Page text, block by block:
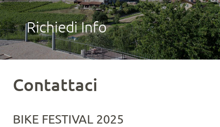
Richiedi Info
Contattaci
BIKE FESTIVAL 2025